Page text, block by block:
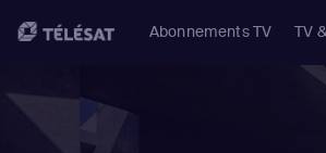
Abonnements TV TV